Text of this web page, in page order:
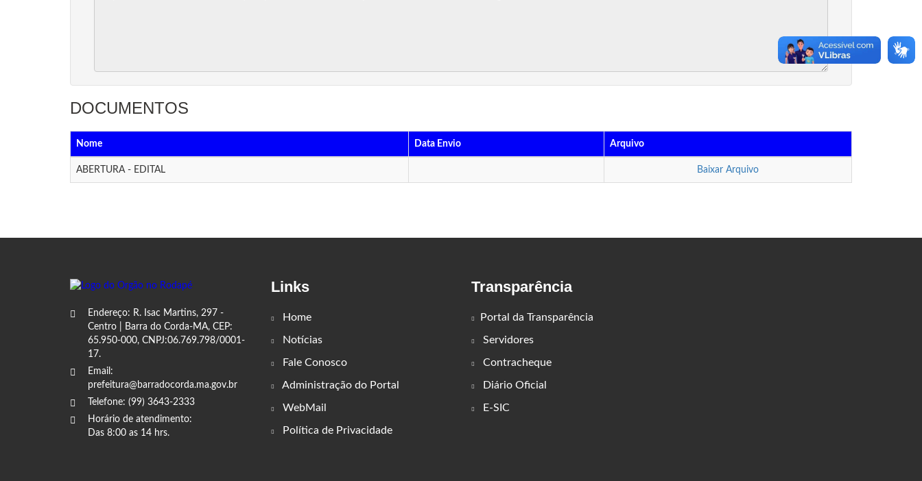
DOCUMENTOS
Nome Data Envio Arquivo
ABERTURA - EDITAL Baixar Arquivo
Endereço: R. Isac Martins, 297 -
Centro | Barra do Corda-MA, CEP:
65.950-000, CNPJ:06.769.798/0001-
17.
Email:
prefeitura@barradocorda.ma.gov.br
Telefone: (99) 3643-2333
Horário de atendimento:
Das 8:00 as 14 hrs.
Links
Home
Notícias
Fale Conosco
Administração do Portal
WebMail
Política de Privacidade
Transparência
Portal da Transparência
Servidores
Contracheque
Diário Oficial
E-SIC